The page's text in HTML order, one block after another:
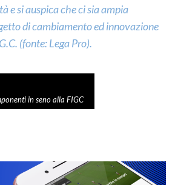
e si auspica che ci sia ampia
di cambiamento ed innovazione
(fonte: Lega Pro).
in seno alla FIGC